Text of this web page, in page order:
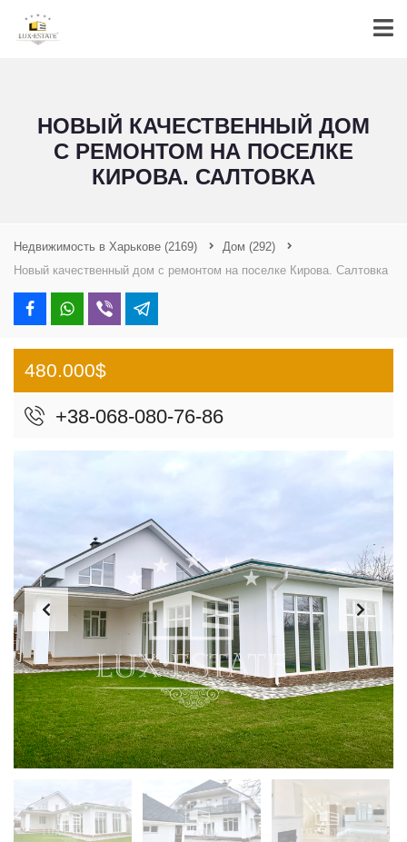
НОВЫЙ КАЧЕСТВЕННЫЙ ДОМ
С РЕМОНТОМ НА ПОСЕЛКЕ
КИРОВА. САЛТОВКА
Недвижимость в Харькове (2169) Дом (292)
Новый качественный дом с ремонтом на поселке Кирова. Салтовка
480.000$
+38-068-080-76-86